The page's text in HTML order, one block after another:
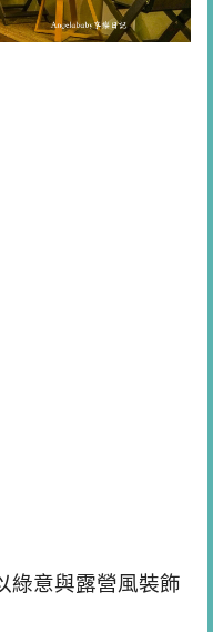
綠意與露營風裝飾